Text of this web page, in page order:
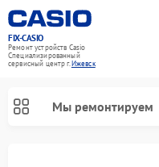
FIX-CASIO
Ремонт устройств Casio
Специализированный
cервисный центр г.Ижевск
Мы ремонтируем